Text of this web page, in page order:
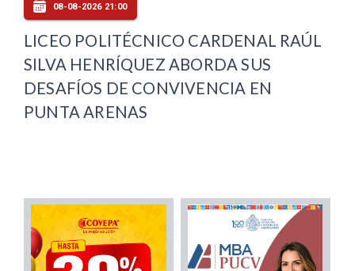
08-08-2026 21:00
LICEO POLITÉCNICO CARDENAL RAÚL
SILVA HENRÍQUEZ ABORDA SUS
DESAFÍOS DE CONVIVENCIA EN
PUNTA ARENAS